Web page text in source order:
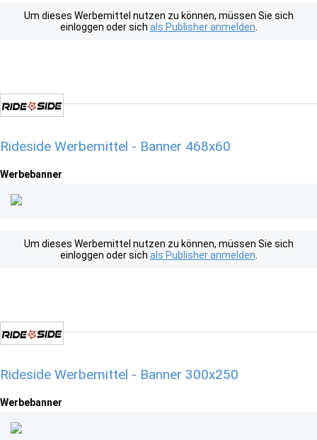
Um dieses Werbemittel nutzen zu können, müssen Sie sich
einloggen oder sich als Publisher anmelden
Rideside Werbemittel - Banner 468x60
Werbebanner
Um dieses Werbemittel nutzen zu können, müssen Sie sich
einloggen oder sich als Publisher anmelden
Rideside Werbemittel - Banner 300x250
Werbebanner